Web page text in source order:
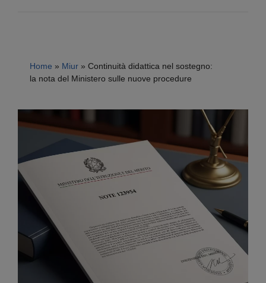
Home » Miur » Continuità didattica nel sostegno:
la nota del Ministero sulle nuove procedure